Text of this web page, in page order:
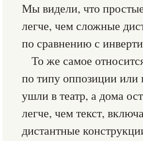
Мы видели, что
легче, чем сложные
по сравнению с
То же самое
по типу оппозиции
ушли в театр, а дома
легче, чем текст,
дистантные